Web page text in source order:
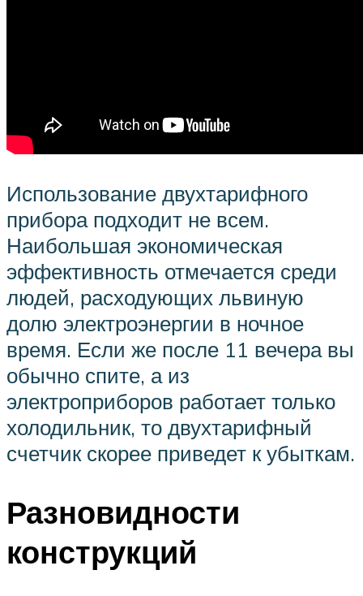
Использование двухтарифного
прибора подходит не всем.
Наибольшая экономическая
эффективность отмечается среди
людей, расходующих львиную
долю электроэнергии в ночное
время. Если же после 11 вечера вы
обычно спите, а из
электроприборов работает только
холодильник, то двухтарифный
счетчик скорее приведет к убыткам.
Разновидности
конструкций